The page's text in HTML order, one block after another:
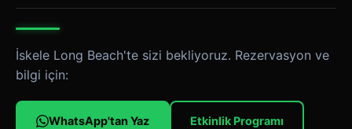
İskele Long Beach'te sizi bekliyoruz. Rezervasyon ve
bilgi için:
WhatsApp'tan Yaz Etkinlik Programı